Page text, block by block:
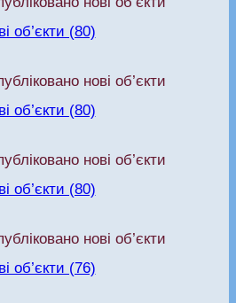
об’єкти (80)
нові об’єкти
об’єкти (80)
нові об’єкти
об’єкти (80)
нові об’єкти
об’єкти (76)